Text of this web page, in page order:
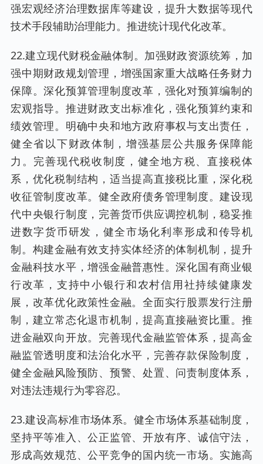
强宏观经济治理数据库等建设，提升大数据等现代
技术手段辅助治理能力。推进统计现代化改革。
22.建立现代财税金融体制。加强财政资源统筹，加
强中期财政规划管理，增强国家重大战略任务财力
保障。深化预算管理制度改革，强化对预算编制的
宏观指导。推进财政支出标准化，强化预算约束和
绩效管理。明确中央和地方政府事权与支出责任，
健全省以下财政体制，增强基层公共服务保障能
力。完善现代税收制度，健全地方税、直接税体
系，优化税制结构，适当提高直接税比重，深化税
收征管制度改革。健全政府债务管理制度。建设现
代中央银行制度，完善货币供应调控机制，稳妥推
进数字货币研发，健全市场化利率形成和传导机
制。构建金融有效支持实体经济的体制机制，提升
金融科技水平，增强金融普惠性。深化国有商业银
行改革，支持中小银行和农村信用社持续健康发
展，改革优化政策性金融。全面实行股票发行注册
制，建立常态化退市机制，提高直接融资比重。推
进金融双向开放。完善现代金融监管体系，提高金
融监管透明度和法治化水平，完善存款保险制度，
健全金融风险预防、预警、处置、问责制度体系，
对违法违规行为零容忍。
23.建设高标准市场体系。健全市场体系基础制度，
坚持平等准入、公正监管、开放有序、诚信守法，
形成高效规范、公平竞争的国内统一市场。实施高